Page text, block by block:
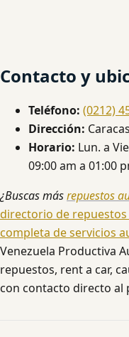
Contacto y
Teléfono: (0212)
Dirección:
Horario: Lun. a
09:00 am a 01:00
¿Buscas másrepuestos
directorio de
completa de servicios
Venezuela Productiva
repuestos, rent a car,
con contacto directo al